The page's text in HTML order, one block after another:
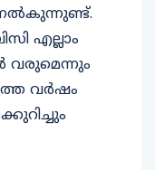
നല്‍കുന്നുണ്ട്.
എല്ലാം
വരുമെന്നും
വര്‍ഷം